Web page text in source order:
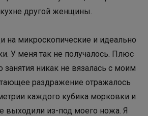
другой женщины.
микроскопические и идеально
У меня так не получалось. Плюс
занятия никак не вязалась с моим
раздражение отражалось
каждого кубика морковки и
выходили из-под моего ножа. Я